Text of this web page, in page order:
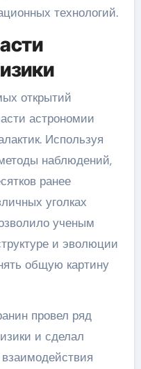
технологий.
открытий
астрономии
Используя
наблюдений,
ранее
уголках
ученым
и эволюции
общую картину
провел ряд
и сделал
взаимодействия